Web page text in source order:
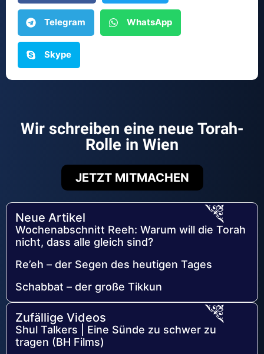
Telegram WhatsApp
Skype
Wir schreiben eine neue Torah-
Rolle in Wien
JETZT MITMACHEN
Neue Artikel
Wochenabschnitt Reeh: Warum will die Torah
nicht, dass alle gleich sind?
Re’eh – der Segen des heutigen Tages
Schabbat – der große Tikkun
Zufällige Videos
Shul Talkers | Eine Sünde zu schwer zu
tragen (BH Films)